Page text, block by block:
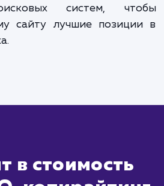
и удерживать
Время, необходимое
результатов,